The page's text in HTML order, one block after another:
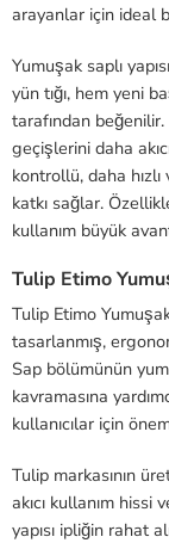
arayanlar için ideal
Yumuşak saplı
yün tığı, hem yeni
tarafından beğenilir.
geçişlerini daha
kontrollü, daha
katkı sağlar.
kullanım büyük
Tulip Etimo
Tulip Etimo
tasarlanmış,
Sap bölümünün
kavramasına
kullanıcılar için
Tulip markasının
akıcı kullanım hissi
yapısı ipliğin rahat